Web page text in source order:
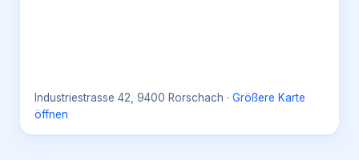
Industriestrasse 42, 9400 Rorschach · Größere Karte
öffnen